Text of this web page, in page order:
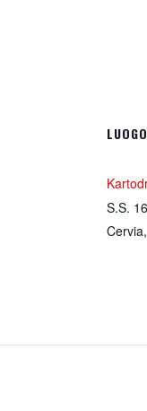
LUOGO
S.S.
Cervia,